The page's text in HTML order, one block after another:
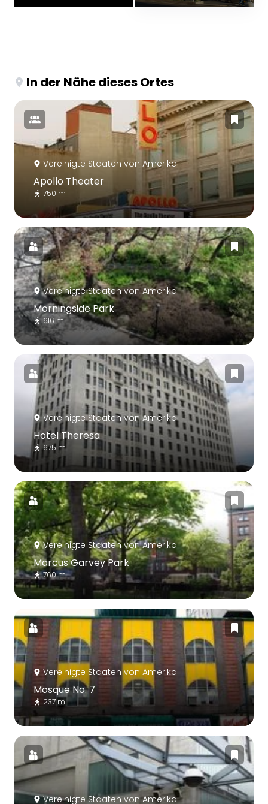
In der Nähe dieses Ortes
Vereinigte Staaten von Amerika
Apollo Theater
750 m
Vereinigte Staaten von Amerika
Morningside Park
616 m
Vereinigte Staaten von Amerika
Hotel Theresa
675 m
Vereinigte Staaten von Amerika
Marcus Garvey Park
760 m
Vereinigte Staaten von Amerika
Mosque No. 7
237 m
Vereinigte Staaten von Amerika